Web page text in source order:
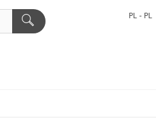
PL - PL